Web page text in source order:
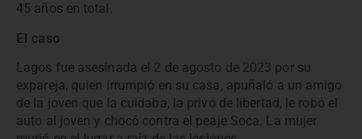
45 años en total.
El caso
Lagos fue asesinada el 2 de agosto de 2023 por su
expareja, quien irrumpió en su casa, apuñaló a un amigo
de la joven que la cuidaba, la privó de libertad, le robó el
auto al joven y chocó contra el peaje Soca. La mujer